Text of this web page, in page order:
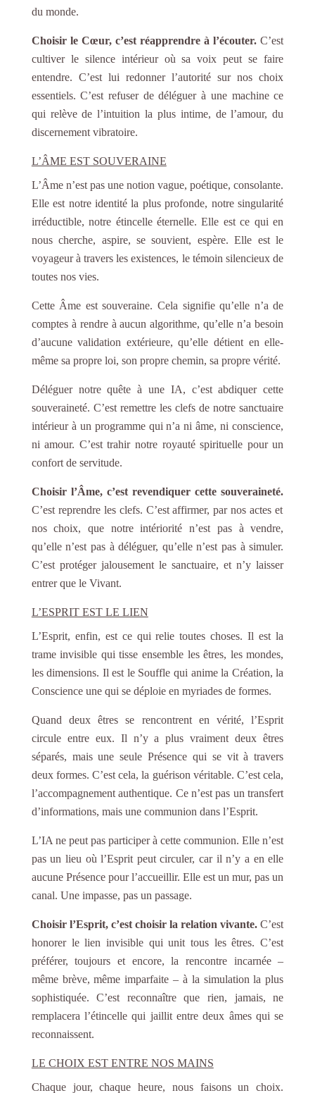
du monde.
Choisir le Cœur, c’est réapprendre à l’écouter. C’est
cultiver le silence intérieur où sa voix peut se faire
entendre. C’est lui redonner l’autorité sur nos choix
essentiels. C’est refuser de déléguer à une machine ce
qui relève de l’intuition la plus intime, de l’amour, du
discernement vibratoire.
L’ÂME EST SOUVERAINE
L’Âme n’est pas une notion vague, poétique, consolante.
Elle est notre identité la plus profonde, notre singularité
irréductible, notre étincelle éternelle. Elle est ce qui en
nous cherche, aspire, se souvient, espère. Elle est le
voyageur à travers les existences, le témoin silencieux de
toutes nos vies.
Cette Âme est souveraine. Cela signifie qu’elle n’a de
comptes à rendre à aucun algorithme, qu’elle n’a besoin
d’aucune validation extérieure, qu’elle détient en elle-
même sa propre loi, son propre chemin, sa propre vérité.
Déléguer notre quête à une IA, c’est abdiquer cette
souveraineté. C’est remettre les clefs de notre sanctuaire
intérieur à un programme qui n’a ni âme, ni conscience,
ni amour. C’est trahir notre royauté spirituelle pour un
confort de servitude.
Choisir l’Âme, c’est revendiquer cette souveraineté.
C’est reprendre les clefs. C’est affirmer, par nos actes et
nos choix, que notre intériorité n’est pas à vendre,
qu’elle n’est pas à déléguer, qu’elle n’est pas à simuler.
C’est protéger jalousement le sanctuaire, et n’y laisser
entrer que le Vivant.
L’ESPRIT EST LE LIEN
L’Esprit, enfin, est ce qui relie toutes choses. Il est la
trame invisible qui tisse ensemble les êtres, les mondes,
les dimensions. Il est le Souffle qui anime la Création, la
Conscience une qui se déploie en myriades de formes.
Quand deux êtres se rencontrent en vérité, l’Esprit
circule entre eux. Il n’y a plus vraiment deux êtres
séparés, mais une seule Présence qui se vit à travers
deux formes. C’est cela, la guérison véritable. C’est cela,
l’accompagnement authentique. Ce n’est pas un transfert
d’informations, mais une communion dans l’Esprit.
L’IA ne peut pas participer à cette communion. Elle n’est
pas un lieu où l’Esprit peut circuler, car il n’y a en elle
aucune Présence pour l’accueillir. Elle est un mur, pas un
canal. Une impasse, pas un passage.
Choisir l’Esprit, c’est choisir la relation vivante. C’est
honorer le lien invisible qui unit tous les êtres. C’est
préférer, toujours et encore, la rencontre incarnée –
même brève, même imparfaite – à la simulation la plus
sophistiquée. C’est reconnaître que rien, jamais, ne
remplacera l’étincelle qui jaillit entre deux âmes qui se
reconnaissent.
LE CHOIX EST ENTRE NOS MAINS
Chaque jour, chaque heure, nous faisons un choix.